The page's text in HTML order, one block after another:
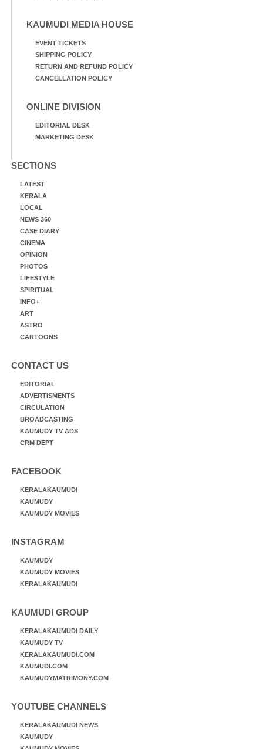
KAUMUDI MEDIA HOUSE
EVENT TICKETS
SHIPPING POLICY
RETURN AND REFUND POLICY
CANCELLATION POLICY
ONLINE DIVISION
EDITORIAL DESK
MARKETING DESK
SECTIONS
LATEST
KERALA
LOCAL
NEWS 360
CASE DIARY
CINEMA
OPINION
PHOTOS
LIFESTYLE
SPIRITUAL
INFO+
ART
ASTRO
CARTOONS
CONTACT US
EDITORIAL
ADVERTISMENTS
CIRCULATION
BROADCASTING
KAUMUDY TV ADS
CRM DEPT
FACEBOOK
KERALAKAUMUDI
KAUMUDY
KAUMUDY MOVIES
INSTAGRAM
KAUMUDY
KAUMUDY MOVIES
KERALAKAUMUDI
KAUMUDI GROUP
KERALAKAUMUDI DAILY
KAUMUDY TV
KERALAKAUMUDI.COM
KAUMUDI.COM
KAUMUDYMATRIMONY.COM
YOUTUBE CHANNELS
KERALAKAUMUDI NEWS
KAUMUDY